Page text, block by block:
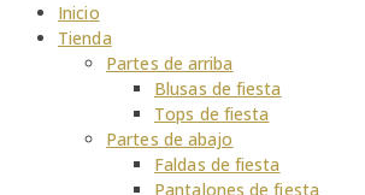
Inicio
Tienda
Partes de arriba
Blusas de fiesta
Tops de fiesta
Partes de abajo
Faldas de fiesta
Pantalones de fiesta